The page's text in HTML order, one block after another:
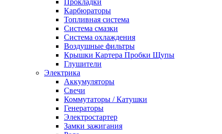
Прокладки
Карбюраторы
Топливная система
Система смазки
Система охлаждения
Воздушные фильтры
Крышки Картера Пробки Щупы
Глушители
Электрика
Аккумуляторы
Свечи
Коммутаторы / Катушки
Генераторы
Электростартер
Замки зажигания